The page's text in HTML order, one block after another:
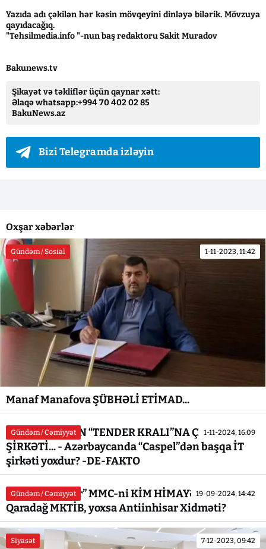
Yazıda adı çəkilən hər kəsin mövqeyini dinləyə bilərik. Mövzuya
qayıdacağıq.
"Tehsilmedia.info "-nun baş redaktoru Sakit Muradov
Bakunews.tv
Şikayət və təkliflər üçün qaynar xətt:
Əlaqə whatsapp:+994 70 402 02 85
BakuNews.az
Bizi Telegramda izləyin
Oxşar xəbərlər
Gündəm / Sosial 1-11-2023, 11:42
Manaf Manafova ŞÜBHƏLİ ETİMAD...
Gündəm / Cəmiyyət 1-11-2024, 16:09
SABİQ NAZİRİN “TENDER KRALI”NA ÇEVRİLƏN
ŞİRKƏTİ... - Azərbaycanda “Caspel”dən başqa İT
şirkəti yoxdur? -DE-FAKTO
Gündəm / Cəmiyyət 19-09-2024, 14:42
“Unidez Center” MMC-ni KİM HİMAYƏ EDİR? -
Qaradağ MKTİB, yoxsa Antiinhisar Xidməti?
Siyasət 7-12-2023, 09:42